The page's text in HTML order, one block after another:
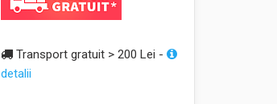
Transport gratuit > 200 Lei -
detalii